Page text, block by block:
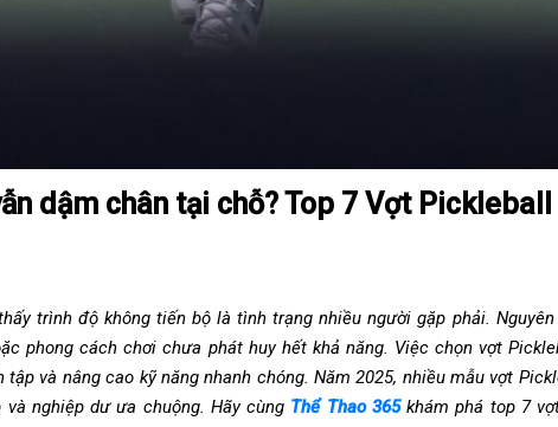
dậm chân tại chỗ? Top 7 Vợt Pickleball
trình độ không tiến bộ là tình trạng nhiều người gặp phải.
phong cách chơi chưa phát huy hết khả năng. Việc chọn vợt
và nâng cao kỹ năng nhanh chóng. Năm 2025, nhiều mẫu vợt
nghiệp dư ưa chuộng. Hãy cùng Thể Thao 365khám phá top 7